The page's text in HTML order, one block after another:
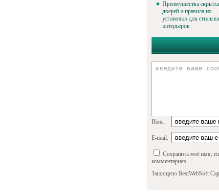
Преимущества
дверей и правила их
установки для
интерьеров
Имя:
E-mail:
Сохранить моё имя,
комментариев.
Защищено BestWebSoft